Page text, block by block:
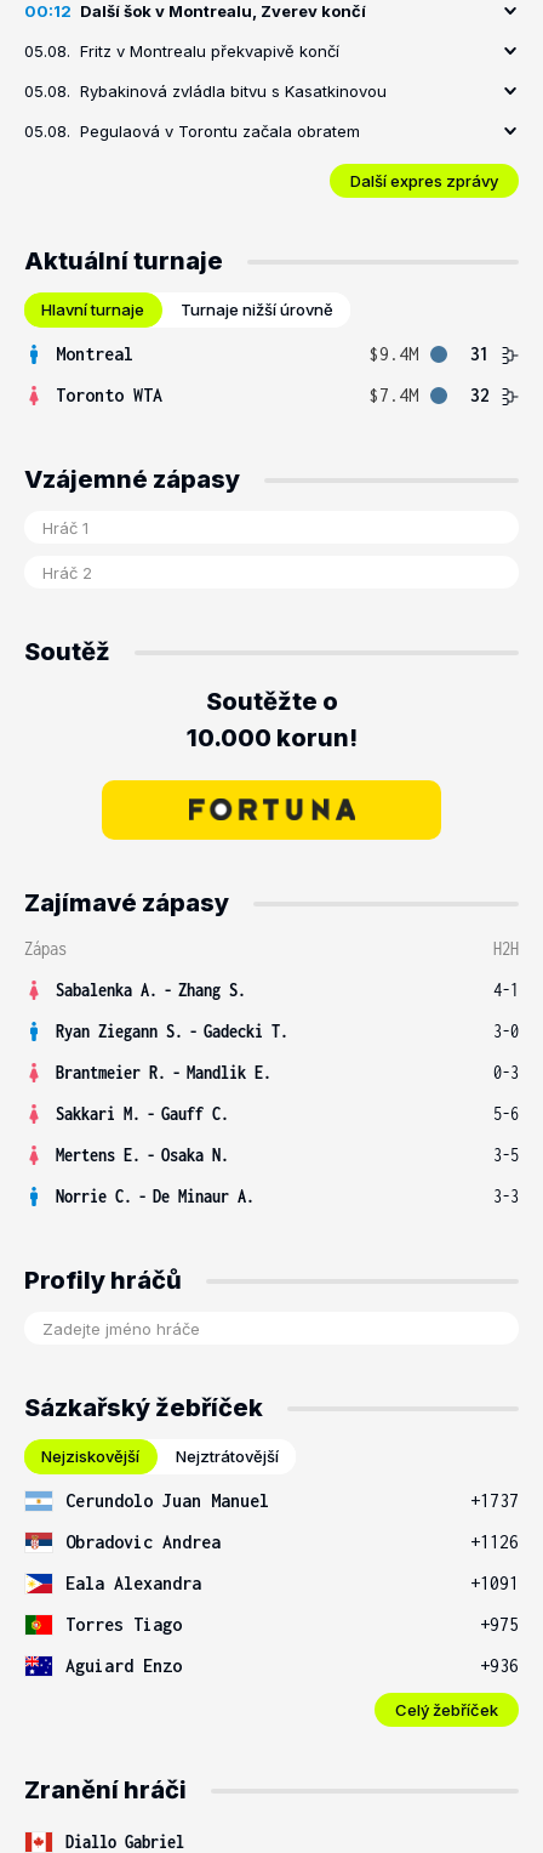
00:12 Další šok v Montrealu, Zverev končí
05.08. Fritz v Montrealu překvapivě končí
05.08. Rybakinová zvládla bitvu s Kasatkinovou
05.08. Pegulaová v Torontu začala obratem
Další expres zprávy
Aktuální turnaje
Hlavní turnaje Turnaje nižší úrovně
Montreal $9.4M
31
Toronto WTA
$7.4M 32
Vzájemné zápasy
Soutěž
Soutěžte o
10.000 korun!
Zajímavé zápasy
Zápas
H2H
Sabalenka A. - Zhang S.
4-1
Ryan Ziegann S. - Gadecki T.
3-0
Brantmeier R. - Mandlik E.
0-3
Sakkari M. - Gauff C.
5-6
Mertens E. - Osaka N.
3-5
Norrie C. - De Minaur A. 3-3
Profily hráčů
Sázkařský žebříček
Nejziskovější Nejztrátovější
Cerundolo Juan Manuel
+1737
Obradovic Andrea
+1126
Eala Alexandra
+1091
Torres Tiago
+975
Aguiard Enzo
+936
Celý žebříček
Zranění hráči
Diallo Gabriel